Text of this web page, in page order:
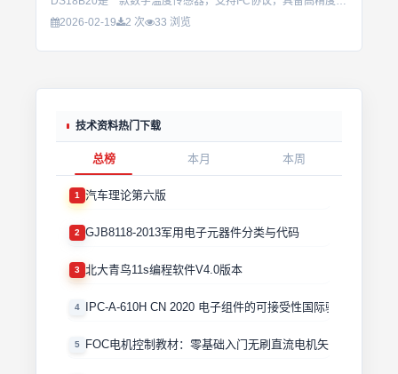
2026-02-19
2 次 33 浏览
技术资料热门下载
总榜 本月 本周
1 汽车理论第六版
2 GJB8118-2013军用电子元器件分类与代码
3 北大青鸟11s编程软件V4.0版本
4 IPC-A-610H CN 2020 电子组件的可接受性国际验收标准
5 FOC电机控制教材：零基础入门无刷直流电机矢量控制技术